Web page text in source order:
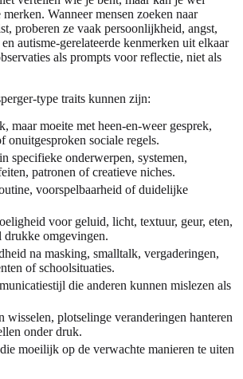
Wanneer mensen zoeken naar
proberen ze vaak persoonlijkheid, angst,
autisme-gerelateerde kenmerken uit elkaar
als prompts voor reflectie, niet als
type traits kunnen zijn:
maar moeite met heen-en-weer gesprek,
onuitgesproken sociale regels.
specifieke onderwerpen, systemen,
patronen of creatieve niches.
voorspelbaarheid of duidelijke
voor geluid, licht, textuur, geur, eten,
drukke omgevingen.
na masking, smalltalk, vergaderingen,
of schoolsituaties.
die anderen kunnen mislezen als
wisselen, plotselinge veranderingen hanteren
onder druk.
moeilijk op de verwachte manieren te uiten